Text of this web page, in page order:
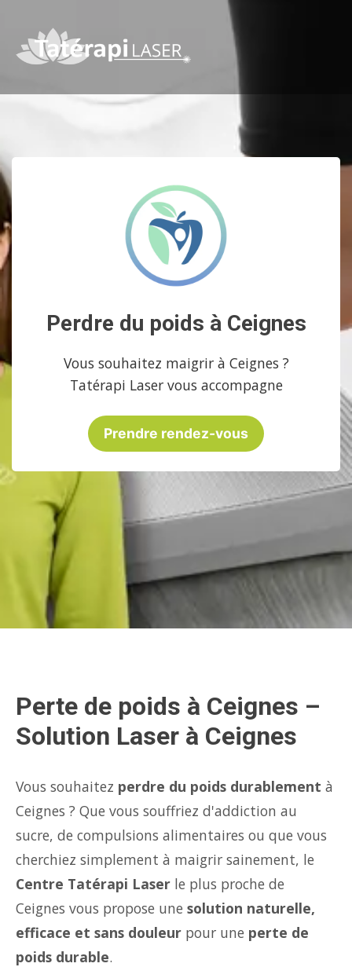
Perdre du poids à Ceignes
Vous souhaitez maigrir à Ceignes ?
Tatérapi Laser vous accompagne
Prendre rendez-vous
Perte de poids à Ceignes –
Solution Laser à Ceignes
Vous souhaitez perdre du poids durablement à
Ceignes ? Que vous souffriez d'addiction au
sucre, de compulsions alimentaires ou que vous
cherchiez simplement à maigrir sainement, le
Centre Tatérapi Laser le plus proche de
Ceignes vous propose une solution naturelle,
efficace et sans douleur pour une perte de
poids durable.